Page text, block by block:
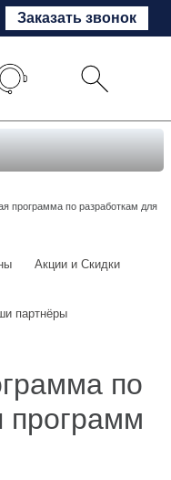
Заказать звонок
программа по разработкам для
Акции и Скидки
партнёры
по
программ